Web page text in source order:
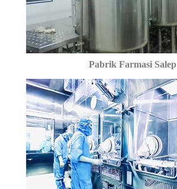
Pabrik Farmasi Salep